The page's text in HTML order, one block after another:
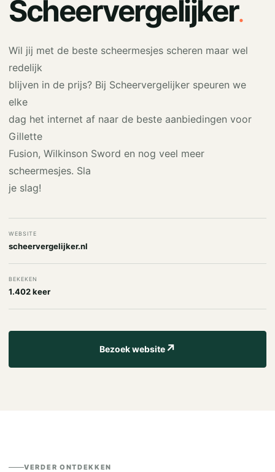
Scheervergelijker.
Wil jij met de beste scheermesjes scheren maar wel
redelijk
blijven in de prijs? Bij Scheervergelijker speuren we
elke
dag het internet af naar de beste aanbiedingen voor
Gillette
Fusion, Wilkinson Sword en nog veel meer
scheermesjes. Sla
je slag!
WEBSITE
scheervergelijker.nl
BEKEKEN
1.402 keer
Bezoek website↗
VERDER ONTDEKKEN